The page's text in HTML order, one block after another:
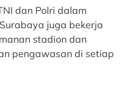
dan Polri dalam
juga bekerja
stadion dan
pengawasan di setiap